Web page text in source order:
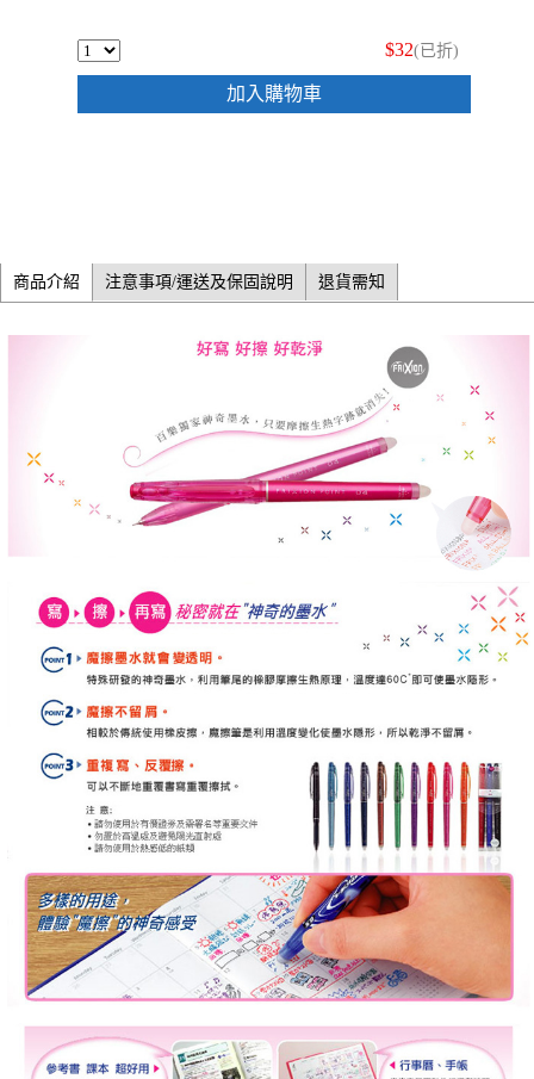
$32(已折)
加入購物車
商品介紹 注意事項/運送及保固說明 退貨需知